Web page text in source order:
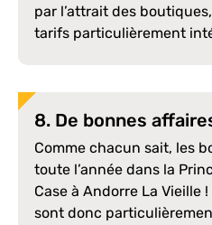
par l’attrait des
tarifs particulièrement
8. De bonnes
Comme chacun sait, les
toute l’année dans la
Case à Andorre La Vieille
sont donc